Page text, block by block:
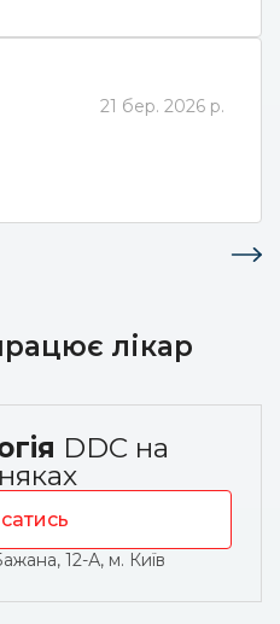
21 бер. 2026 р.
лікар
DDC на
12-А, м. Київ